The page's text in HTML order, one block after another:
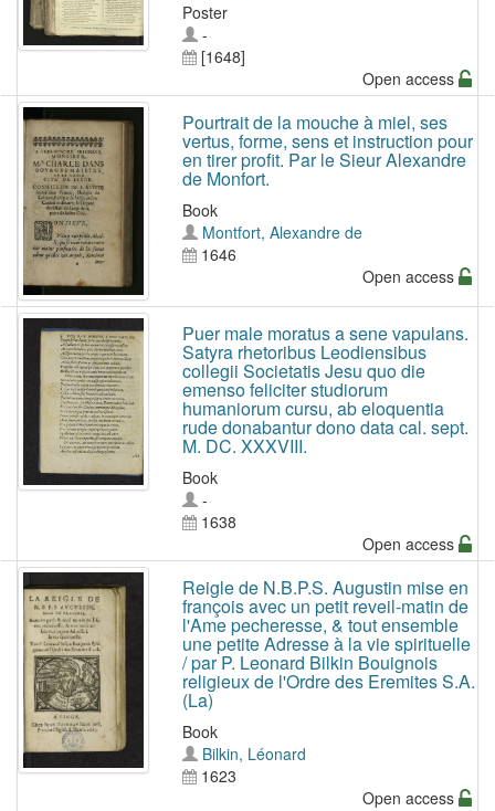
Poster
-
[1648]
Open access
Pourtrait de la mouche à miel, ses
vertus, forme, sens et instruction pour
en tirer profit. Par le Sieur Alexandre
de Monfort.
Book
Montfort, Alexandre de
1646
Open access
Puer male moratus a sene vapulans.
Satyra rhetoribus Leodiensibus
collegii Societatis Jesu quo die
emenso feliciter studiorum
humaniorum cursu, ab eloquentia
rude donabantur dono data cal. sept.
M. DC. XXXVIII.
Book
-
1638
Open access
Reigle de N.B.P.S. Augustin mise en
françois avec un petit reveil-matin de
l'Ame pecheresse, & tout ensemble
une petite Adresse à la vie spirituelle
/ par P. Leonard Bilkin Bouignois
religieux de l'Ordre des Eremites S.A.
(La)
Book
Bilkin, Léonard
1623
Open access